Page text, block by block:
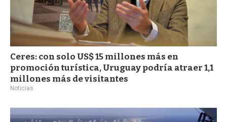
Ceres: con solo US$ 15 millones más en
promoción turística, Uruguay podría atraer 1,1
millones más de visitantes
Noticias